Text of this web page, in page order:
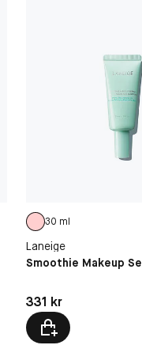
30 ml
Laneige
Smoothie Makeup
Pris: 331 kr
331 kr